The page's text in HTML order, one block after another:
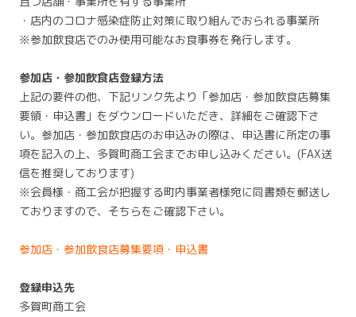
・店内のコロナ感染症防止対策に取り組んでおられる事業所
※参加飲食店でのみ使用可能なお食事券を発行します。
参加店・参加飲食店登録方法
上記の要件の他、下記リンク先より「参加店・参加飲食店募集
要領・申込書」をダウンロードいただき、詳細をご確認下さ
い。参加店・参加飲食店のお申込みの際は、申込書に所定の事
項を記入の上、多賀町商工会までお申し込みください。(FAX送
信を推奨しております)
※会員様・商工会が把握する町内事業者様宛に同書類を郵送し
ておりますので、そちらをご確認下さい。
参加店・参加飲食店募集要項・申込書
登録申込先
多賀町商工会